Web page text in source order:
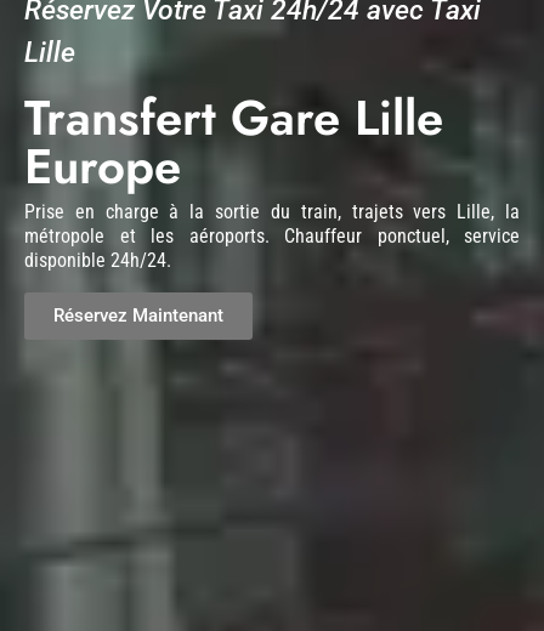
Réservez Votre Taxi 24h/24 avec Taxi
Lille
Transfert Gare Lille
Europe
Prise en charge à la sortie du train, trajets vers Lille, la
métropole et les aéroports. Chauffeur ponctuel, service
disponible 24h/24.
Réservez Maintenant